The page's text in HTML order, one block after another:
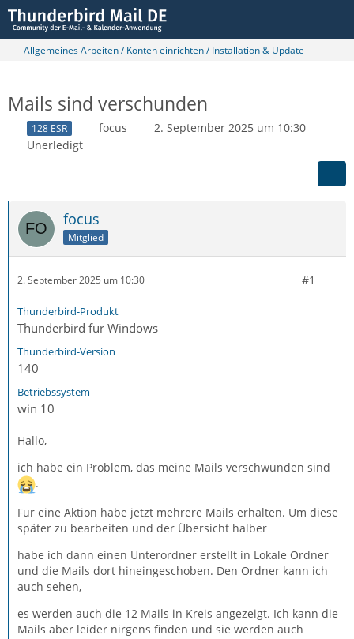
Allgemeines Arbeiten / Konten einrichten / Installation & Update
Mails sind verschunden
128 ESR focus
2. September 2025 um 10:30
Unerledigt
focus
Mitglied
2. September 2025 um 10:30 #1
Thunderbird-Produkt
Thunderbird für Windows
Thunderbird-Version
140
Betriebssystem
win 10
Hallo,
ich habe ein Problem, das meine Mails verschwunden sind
.
Für eine Aktion habe jetzt mehrere Mails erhalten. Um diese
später zu bearbeiten und der Übersicht halber
habe ich dann einen Unterordner erstellt in Lokale Ordner
und die Mails dort hineingeschoben. Den Ordner kann ich
auch sehen,
es werden auch die 12 Mails in Kreis angezeigt. Ich kann die
Mails aber leider nirgens finden und sie werden auch